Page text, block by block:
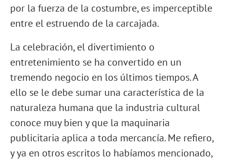
por la fuerza de la costumbre, es imperceptible
entre el estruendo de la carcajada.
La celebración, el divertimiento o
entretenimiento se ha convertido en un
tremendo negocio en los últimos tiempos. A
ello se le debe sumar una característica de la
naturaleza humana que la industria cultural
conoce muy bien y que la maquinaria
publicitaria aplica a toda mercancía. Me refiero,
y ya en otros escritos lo habíamos mencionado,